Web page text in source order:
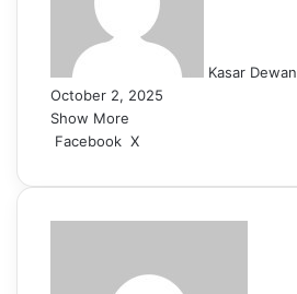
Kasar Dewan
October 2, 2025
Show More
Facebook X
Email